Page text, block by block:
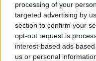
processing of your
targeted advertising by
section to confirm your
opt-out request is
interest-based ads
us or personal